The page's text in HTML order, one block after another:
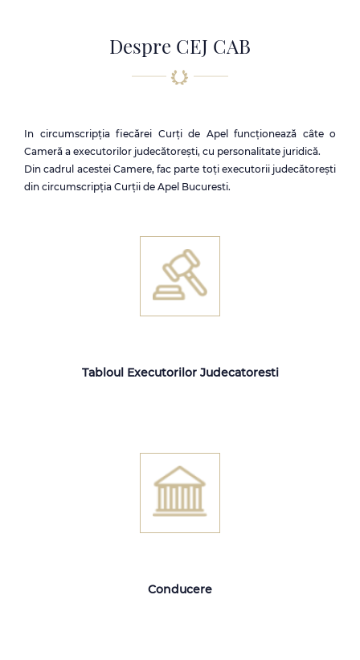
Despre CEJ CAB
In circumscripţia fiecărei Curţi de Apel funcţionează câte o
Cameră a executorilor judecătoreşti, cu personalitate juridică.
Din cadrul acestei Camere, fac parte toţi executorii judecătoreşti
din circumscripţia Curţii de Apel Bucuresti.
Tabloul Executorilor Judecatoresti
Conducere